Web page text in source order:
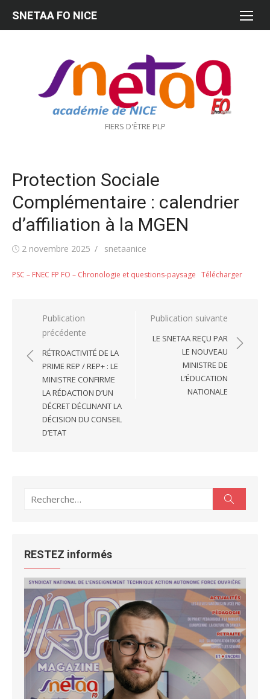
FIERS D'ÊTRE PLP
SNETAA FO NICE
Protection Sociale
Complémentaire : calendrier
d’affiliation à la MGEN
Publié2 novembre 2025 Auteur/autrice
snetaanice
PSC – FNEC FP FO – Chronologie et questions-paysage Télécharger
Navigation
l’article
Publication
précédente
RÉTROACTIVITÉ DE LA
PRIME REP / REP+ : LE
MINISTRE CONFIRME
LA RÉDACTION D’UN
DÉCRET DÉCLINANT LA
DÉCISION DU CONSEIL
D’ETAT
Publication suivante
LE SNETAA REÇU PAR
LE NOUVEAU
MINISTRE DE
L’ÉDUCATION
NATIONALE
Recherche
RESTEZ informés